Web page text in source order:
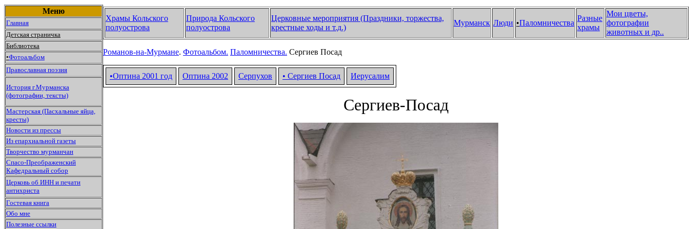
Меню
Главная
Детская страничка
Библиотека
•Фотоальбом
Православная поэзия
История г.Мурманска
(фотографии, тексты)
Мастерская (Пасхальные яйца,
кресты)
Новости из прессы
Из епархиальной газеты
Творчество мурманчан
Спасо-Преображенский
Кафедральный собор
Церковь об ИНН и печати
антихриста
Гостевая книга
Обо мне
Полезные ссылки
Храмы Кольского
полуострова
Природа Кольского
полуострова
Церковные мероприятия (Праздники, торжества,
крестные ходы и т.д.)
Мурманск Люди •Паломничества
Разные
храмы
Мои цветы,
фотографии
животных и др..
Романов-на-Мурмане. Фотоальбом. Паломничества. Сергиев Посад
•Оптина 2001 год Оптина 2002 Серпухов • Сергиев Посад Иерусалим
Сергиев-Посад